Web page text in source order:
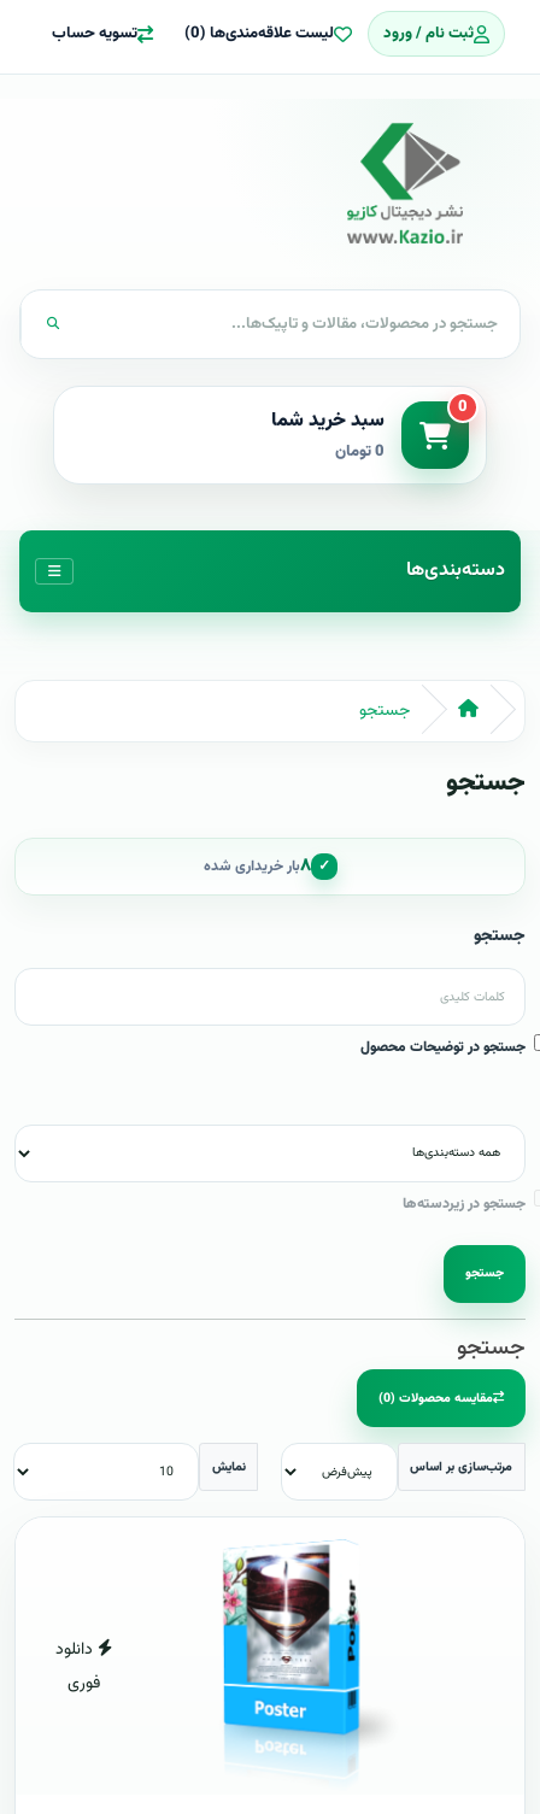
ثبت نام / ورود لیست علاقه‌مندی‌ها (0) تسویه حساب
0 سبد خرید شما
0 تومان
دسته‌بندی‌ها
جستجو
جستجو
✓ ۸بار خریداری شده
جستجو
جستجو در توضیحات محصول
جستجو در زیردسته‌ها
جستجو
جستجو
مقایسه محصولات (0)
مرتب‌سازی بر اساس نمایش
دانلود
فوری